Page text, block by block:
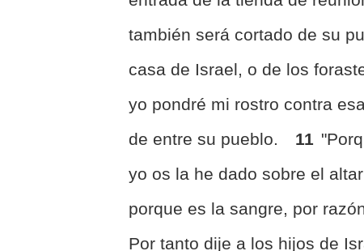
también será cortado de su
casa de Israel, o de los
yo pondré mi rostro contra
de entre su pueblo.
11
yo os la he dado sobre el
porque es la sangre, por
Por tanto dije a los hijos de